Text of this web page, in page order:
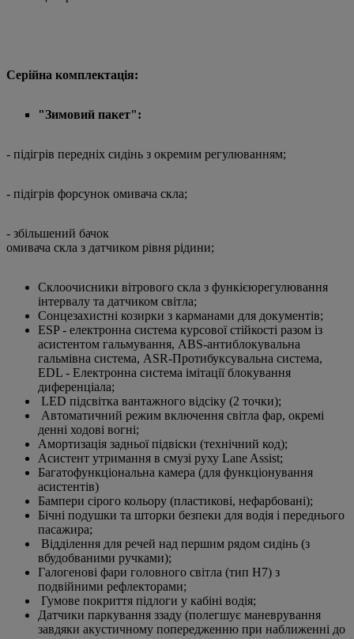
Серійна комплектація:
"Зимовий пакет":
- підігрів передніх сидінь з окремим регулюванням;
- підігрів форсунок омивача скла;
- збільшений бачок
омивача скла з датчиком рівня рідини;
Cклоочисники вітрового скла з функієюрегулювання
інтервалу та датчиком світла;
Cонцезахистні козирки з карманами для документів;
ESP - електронна система курсової стійкості разом із
асистентом гальмування, ABS-антиблокувальна
гальмівна система, ASR-Протибуксувальна система,
EDL - Електронна система імітації блокування
диференціала;
LED підсвітка вантажного відсіку (2 точки);
Автоматичний режим включення світла фар, окремі
денні ходові вогні;
Амортизація задньої підвіски (технічний код);
Асистент утримання в смузі руху Lane Assist;
Багатофункціональна камера (для функціонування
асистентів)
Бампери сірого кольору (пластикові, нефарбовані);
Бічні подушки та шторки безпеки для водія і переднього
пасажира;
Відділення для речей над першим рядом сидінь (з
вбудобваними ручками);
Галогенові фари головного світла (тип H7) з
подвійними рефлекторами;
Гумове покриття підлоги у кабіні водія;
Датчики паркування ззаду (полегшує маневрування
завдяки акустичному попередженню при наближенні до